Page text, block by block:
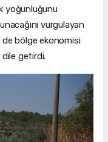
yoğunluğunu
vurgulayan
bölge ekonomisi
dile getirdi.